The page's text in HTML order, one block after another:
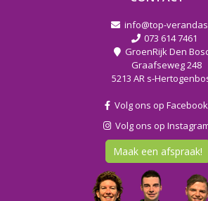
info@top-
073 614 7461
GroenRijk Den
Graafseweg 248
5213 AR s-
Volg ons op
Volg ons op
Maak een afspraak!